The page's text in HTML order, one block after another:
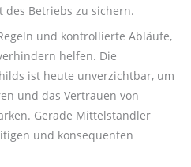
Betriebs zu sichern.
und kontrollierte Abläufe,
helfen. Die
ist heute unverzichtbar, um
und das Vertrauen von
Gerade Mittelständler
und konsequenten